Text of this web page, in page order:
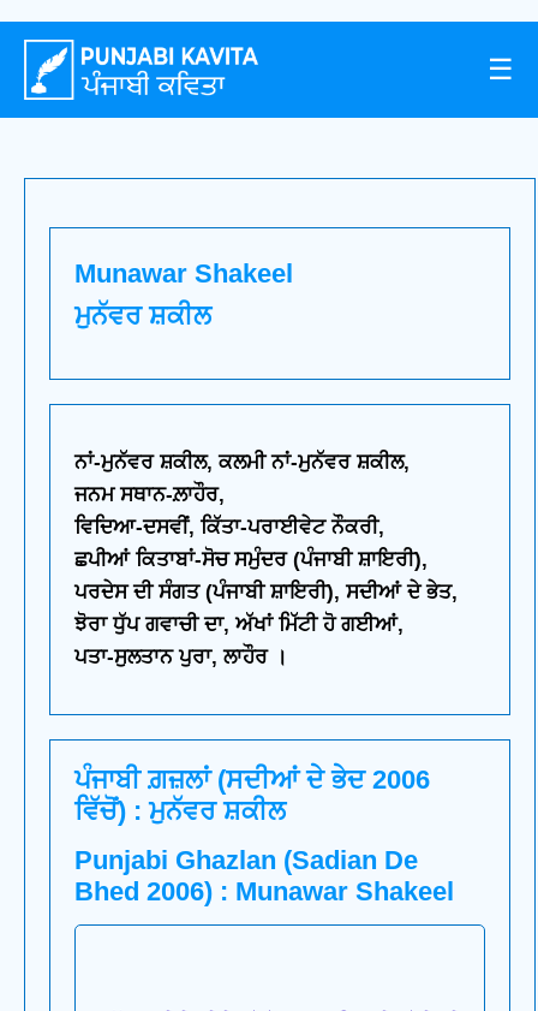
☰
Munawar Shakeel
ਮੁਨੱਵਰ ਸ਼ਕੀਲ
ਨਾਂ-ਮੁਨੱਵਰ ਸ਼ਕੀਲ, ਕਲਮੀ ਨਾਂ-ਮੁਨੱਵਰ ਸ਼ਕੀਲ,
ਜਨਮ ਸਥਾਨ-ਲ਼ਾਹੌਰ,
ਵਿਦਿਆ-ਦਸਵੀਂ, ਕਿੱਤਾ-ਪਰਾਈਵੇਟ ਨੌਕਰੀ,
ਛਪੀਆਂ ਕਿਤਾਬਾਂ-ਸੋਚ ਸਮੁੰਦਰ (ਪੰਜਾਬੀ ਸ਼ਾਇਰੀ),
ਪਰਦੇਸ ਦੀ ਸੰਗਤ (ਪੰਜਾਬੀ ਸ਼ਾਇਰੀ), ਸਦੀਆਂ ਦੇ ਭੇਤ,
ਝੋਰਾ ਧੁੱਪ ਗਵਾਚੀ ਦਾ, ਅੱਖਾਂ ਮਿੱਟੀ ਹੋ ਗਈਆਂ,
ਪਤਾ-ਸੁਲਤਾਨ ਪੁਰਾ, ਲਾਹੌਰ ।
ਪੰਜਾਬੀ ਗ਼ਜ਼ਲਾਂ (ਸਦੀਆਂ ਦੇ ਭੇਦ 2006
ਵਿੱਚੋਂ) : ਮੁਨੱਵਰ ਸ਼ਕੀਲ
Punjabi Ghazlan (Sadian De
Bhed 2006) : Munawar Shakeel